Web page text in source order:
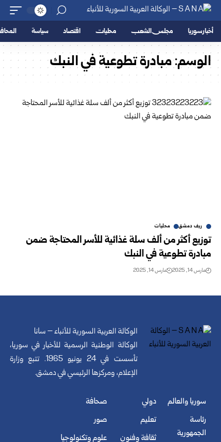
أخبار سوريا مجلس الشعب محليات اقتصاد سياسة
الوسم:مبادرة تطوعية ‏في النبك ‏
ريف دمشق محليات
توزيع أكثر من ألف سلة غذائية للأسر المحتاجة ضمن
مبادرة تطوعية ‏في النبك ‏
مارس 14, 2025 مارس 14, 2025
الوكالة العربية السورية للأنباء – سانا
الوكالة الوطنية الرسمية للأخبار في سوريا،
تأسست في 24 يونيو 1965. تتبع وزارة
الإعلام، ومركزها الرئيسي في دمشق.
سوريا والعالم
رئاسة
الجمهورية
دولي
تعليم
ثقافة وفنون
صحافة
صور
علوم وتكنولوجيا